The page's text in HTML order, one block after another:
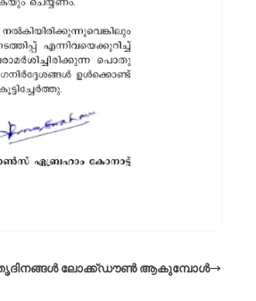
ലോക്ക്ഡൗൺ ആകുമ്പോൾ